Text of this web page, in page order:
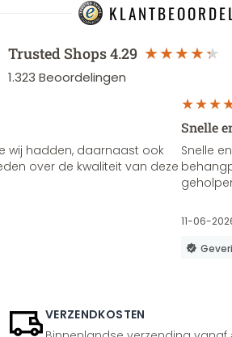
Trusted Shops4.29
1.323 Beoordelingen
wij hadden, daarnaast ook
over de kwaliteit van deze
Snelle
Snelle
11-06-
VERZENDKOSTEN